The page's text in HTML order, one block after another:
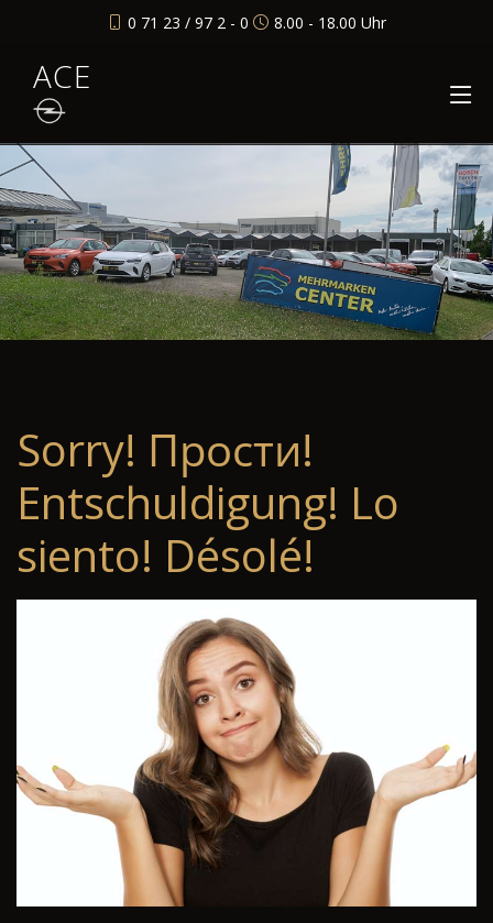
0 71 23 / 97 2 - 0 8.00 - 18.00 Uhr
ACE
Sorry! Прости!
Entschuldigung! Lo
siento! Désolé!